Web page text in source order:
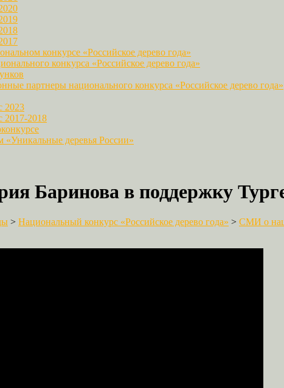
конкурсе «Российское дерево года»
конкурса «Российское дерево года»
партнеры национального конкурса «Российское дерево года»
2023
2017-2018
деревья России»
Баринова в поддержку
> Национальный конкурс «Российское дерево года» > СМИ о